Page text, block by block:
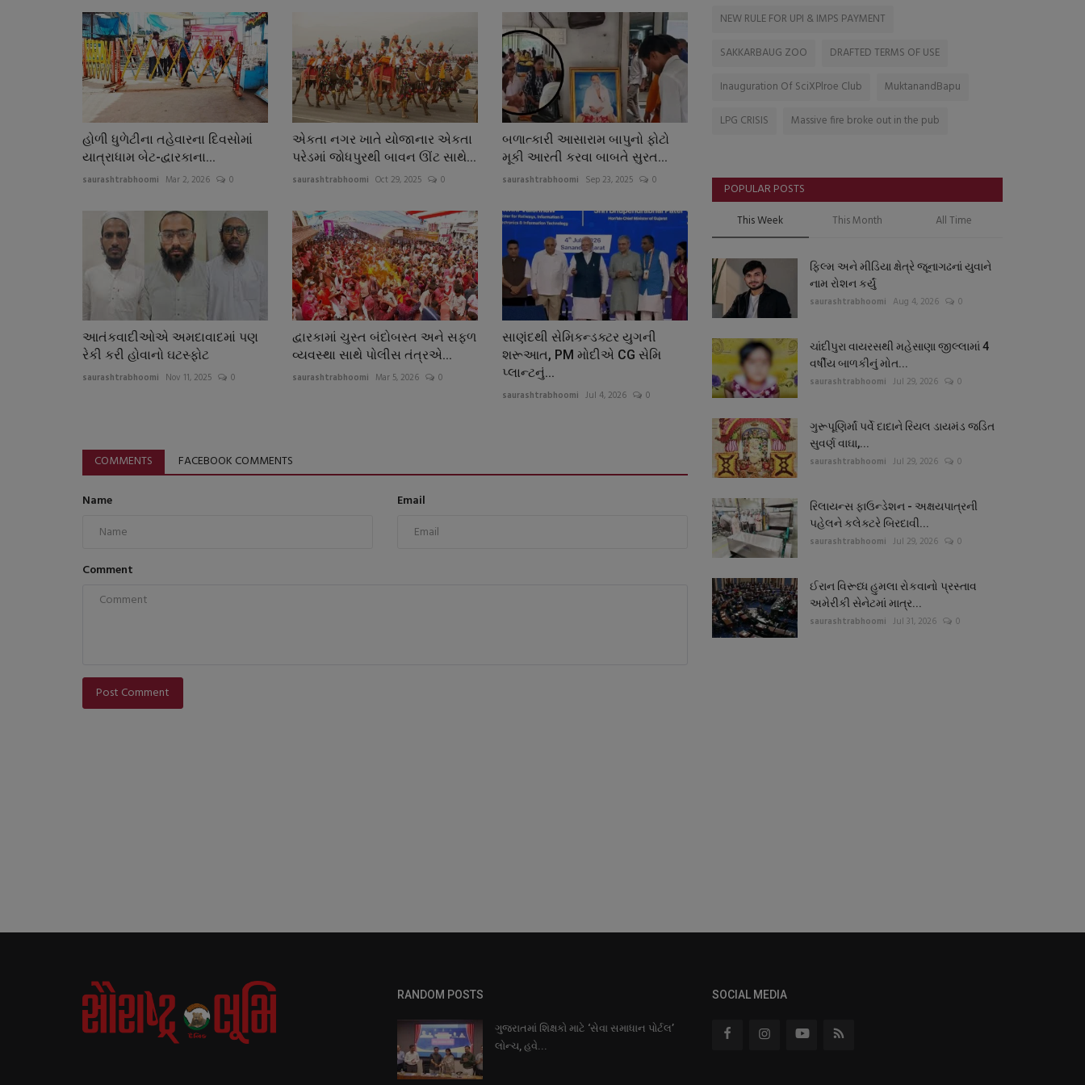
હોળી ધુળેટીના તહેવારના દિવસોમાં
યાત્રાધામ બેટ-દ્વારકાના...
saurashtrabhoomi Mar 2, 2026 0
એકતા નગર ખાતે યોજાનાર એકતા
પરેડમાં જોધપુરથી બાવન ઊંટ સાથે...
saurashtrabhoomi Oct 29, 2025 0
બળાત્કારી આસારામ બાપુનો ફોટો
મૂકી આરતી કરવા બાબતે સુરત...
saurashtrabhoomi Sep 23, 2025 0
આતંકવાદીઓએ અમદાવાદમાં પણ
રેકી કરી હોવાનો ઘટસ્ફોટ
saurashtrabhoomi Nov 11, 2025 0
દ્વારકામાં ચુસ્ત બંદોબસ્ત અને સફળ
વ્યવસ્થા સાથે પોલીસ તંત્રએ...
saurashtrabhoomi Mar 5, 2026 0
સાણંદથી સેમિકન્ડક્ટર યુગની
શરૂઆત, PM મોદીએ CG સેમિ
પ્લાન્ટનું...
saurashtrabhoomi Jul 4, 2026 0
COMMENTS FACEBOOK COMMENTS
Name Email
Comment
Post Comment
NEW RULE FOR UPI & IMPS PAYMENT
SAKKARBAUG ZOO
DRAFTED TERMS OF USE
Inauguration Of SciXPlroe Club
MuktanandBapu
LPG CRISIS
Massive fire broke out in the pub
POPULAR POSTS
This Week This Month All Time
ફિલ્મ અને મીડિયા ક્ષેત્રે જૂનાગઢનાં યુવાને
નામ રોશન કર્યું
saurashtrabhoomi Aug 4, 2026 0
ચાંદીપુરા વાયરસથી મહેસાણા જીલ્લામાં 4
વર્ષીય બાળકીનું મોત...
saurashtrabhoomi Jul 29, 2026 0
ગુરૂપૂણિર્માં પર્વે દાદાને રિયલ ડાયમંડ જડિત
સુવર્ણ વાઘા,...
saurashtrabhoomi Jul 29, 2026 0
રિલાયન્સ ફાઉન્ડેશન - અક્ષયપાત્રની
પહેલને કલેક્ટરે બિરદાવી...
saurashtrabhoomi Jul 29, 2026 0
ઈરાન વિરૂધ્ધ હુમલા રોકવાનો પ્રસ્તાવ
અમેરીકી સેનેટમાં માત્ર...
saurashtrabhoomi Jul 31, 2026 0
RANDOM POSTS
ગુજરાતમાં શિક્ષકો માટે ‘સેવા સમાધાન પોર્ટલ’
લોન્ચ, હવે...
SOCIAL MEDIA